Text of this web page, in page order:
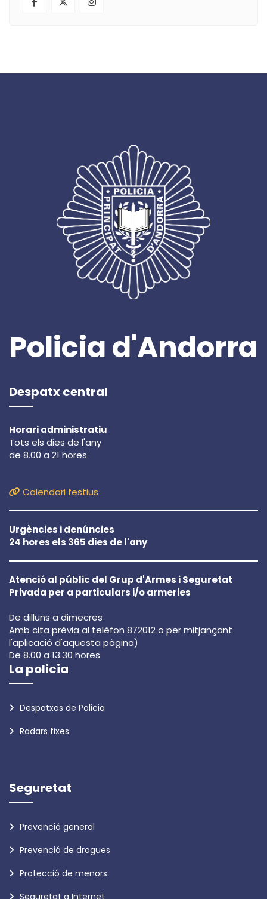
Policia d'Andorra
Despatx central
Horari administratiu
Tots els dies de l'any
de 8.00 a 21 hores
Calendari festius
Urgències i denúncies
24 hores els 365 dies de l'any
Atenció al públic del Grup d'Armes i Seguretat
Privada per a particulars i/o armeries
De dilluns a dimecres
Amb cita prèvia al telèfon 872012 o per mitjançant
l'aplicació d'aquesta pàgina)
De 8.00 a 13.30 hores
La policia
Despatxos de Policia
Radars fixes
Seguretat
Prevenció general
Prevenció de drogues
Protecció de menors
Seguretat a Internet